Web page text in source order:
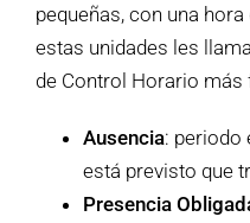
pequeñas, con una
estas unidades les
de Control Horario más
Ausencia: periodo
está previsto que
Presencia